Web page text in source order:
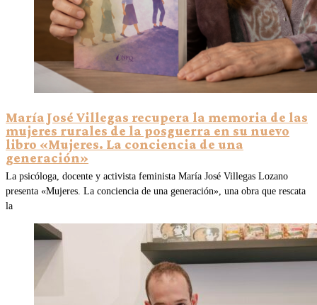
María José Villegas recupera la memoria de las
mujeres rurales de la posguerra en su nuevo
libro «Mujeres. La conciencia de una
generación»
La psicóloga, docente y activista feminista María José Villegas Lozano
presenta «Mujeres. La conciencia de una generación», una obra que rescata
la